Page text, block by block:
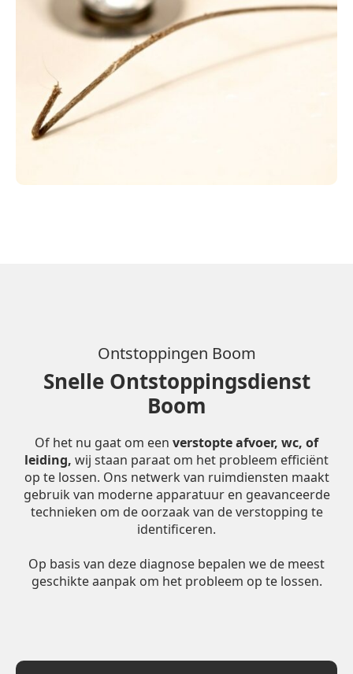
Ontstoppingen Boom
Snelle Ontstoppingsdienst
Boom
Of het nu gaat om een verstopte afvoer, wc, of
leiding, wij staan paraat om het probleem efficiënt
op te lossen. Ons netwerk van ruimdiensten maakt
gebruik van moderne apparatuur en geavanceerde
technieken om de oorzaak van de verstopping te
identificeren.
Op basis van deze diagnose bepalen we de meest
geschikte aanpak om het probleem op te lossen.